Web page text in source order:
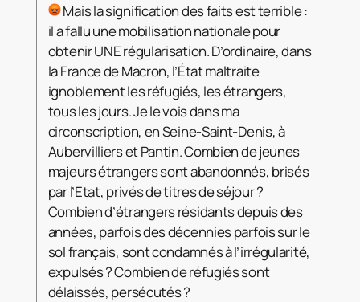
Mais la signification des faits est terrible :
il a fallu une mobilisation nationale pour
obtenir UNE régularisation. D’ordinaire, dans
la France de Macron, l’État maltraite
ignoblement les réfugiés, les étrangers,
tous les jours. Je le vois dans ma
circonscription, en Seine-Saint-Denis, à
Aubervilliers et Pantin. Combien de jeunes
majeurs étrangers sont abandonnés, brisés
par l’Etat, privés de titres de séjour ?
Combien d’étrangers résidants depuis des
années, parfois des décennies parfois sur le
sol français, sont condamnés à l’irrégularité,
expulsés ? Combien de réfugiés sont
délaissés, persécutés ?